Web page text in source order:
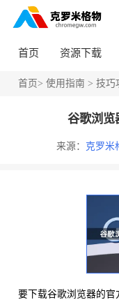
首页 资源下载
首页> 使用指南 > 技巧
谷歌浏览
来源： 克罗米
要下载谷歌浏览器的官